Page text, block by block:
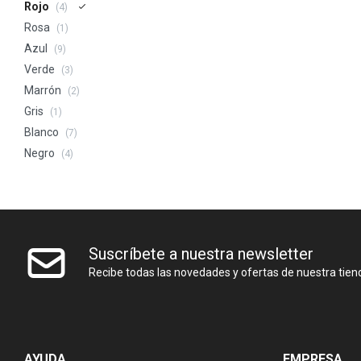
Rojo (4)
Rosa (1)
Azul (9)
Verde (3)
Marrón (2)
Gris (1)
Blanco (7)
Negro (4)
Suscríbete a nuestra newsletter
Recibe todas las novedades y ofertas de nuestra